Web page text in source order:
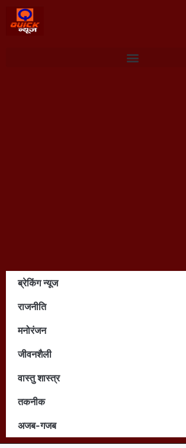
ब्रेकिंग न्यूज
राजनीति
मनोरंजन
जीवनशैली
वास्तु शास्त्र
तकनीक
अजब-गजब